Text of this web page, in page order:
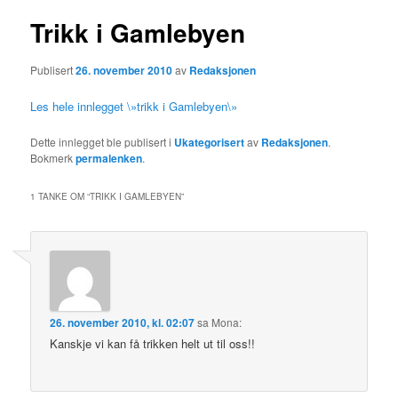
Trikk i Gamlebyen
Publisert26. november 2010av Redaksjonen
Les hele innlegget \»trikk i Gamlebyen\»
Dette innlegget ble publisert i Ukategorisertav Redaksjonen.
Bokmerkpermalenken.
1 TANKE OM “TRIKK I GAMLEBYEN”
26. november 2010, kl. 02:07sa Mona:
Kanskje vi kan få trikken helt ut til oss!!